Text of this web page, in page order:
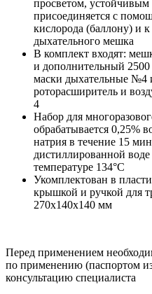
просветом,
присоединяется с
кислорода (баллону) и
дыхательного мешка
В комплект входят:
и дополнительный
маски дыхательные №4
роторасширитель и
4
Набор для
обрабатывается 0,25%
натрия в течение 15
дистиллированной
температуре 134°C
Укомплектован в
крышкой и ручкой для
270x140x140 мм
Перед применением
по применению (паспортом
консультацию специалиста